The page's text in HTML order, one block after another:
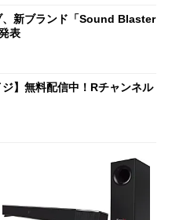
、新ブランド「Sound Blaster
表
ジ】無料配信中！Rチャンネル